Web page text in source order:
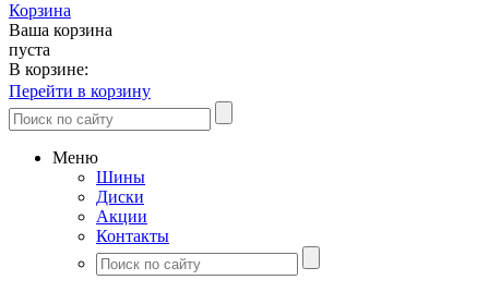
Корзина
Ваша корзина
пуста
В корзине:
Перейти в корзину
Меню
Шины
Диски
Акции
Контакты